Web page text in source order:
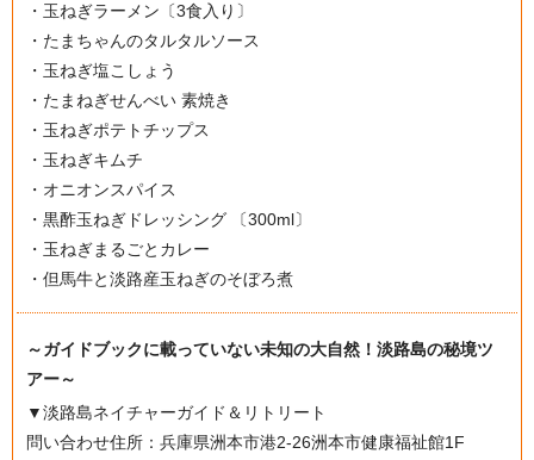
・玉ねぎラーメン〔3食入り〕
・たまちゃんのタルタルソース
・玉ねぎ塩こしょう
・たまねぎせんべい 素焼き
・玉ねぎポテトチップス
・玉ねぎキムチ
・オニオンスパイス
・黒酢玉ねぎドレッシング 〔300ml〕
・玉ねぎまるごとカレー
・但馬牛と淡路産玉ねぎのそぼろ煮
～ガイドブックに載っていない未知の大自然！淡路島の秘境ツ
アー～
▼淡路島ネイチャーガイド＆リトリート
問い合わせ住所：兵庫県洲本市港2-26洲本市健康福祉館1F